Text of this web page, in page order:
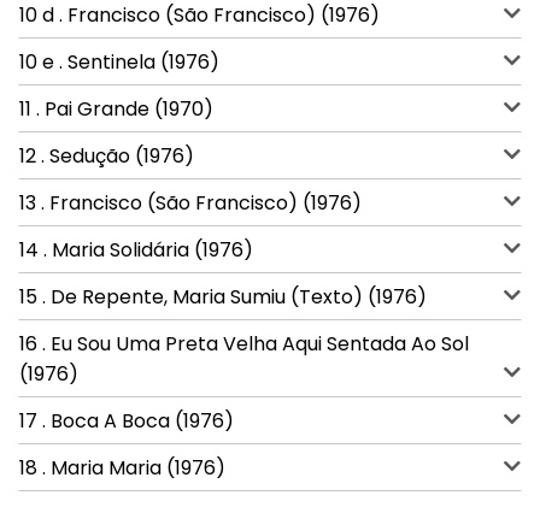
10 d . Francisco (São Francisco) (1976)
10 e . Sentinela (1976)
11 . Pai Grande (1970)
12 . Sedução (1976)
13 . Francisco (São Francisco) (1976)
14 . Maria Solidária (1976)
15 . De Repente, Maria Sumiu (Texto) (1976)
16 . Eu Sou Uma Preta Velha Aqui Sentada Ao Sol
(1976)
17 . Boca A Boca (1976)
18 . Maria Maria (1976)